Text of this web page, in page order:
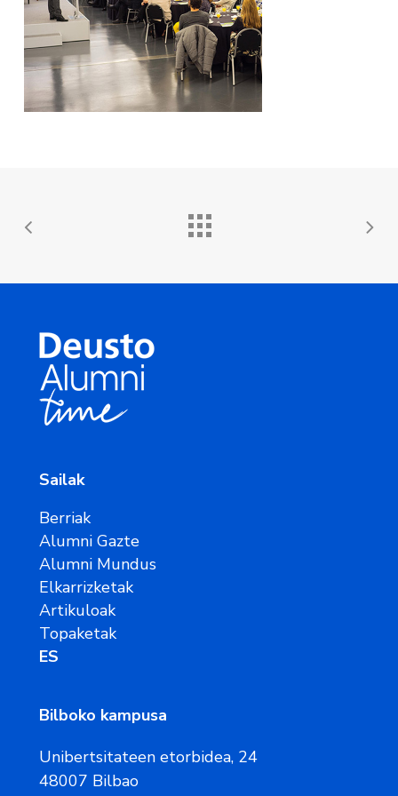
Sailak
Berriak
Alumni Gazte
Alumni Mundus
Elkarrizketak
Artikuloak
Topaketak
ES
Bilboko kampusa
Unibertsitateen etorbidea, 24
48007 Bilbao